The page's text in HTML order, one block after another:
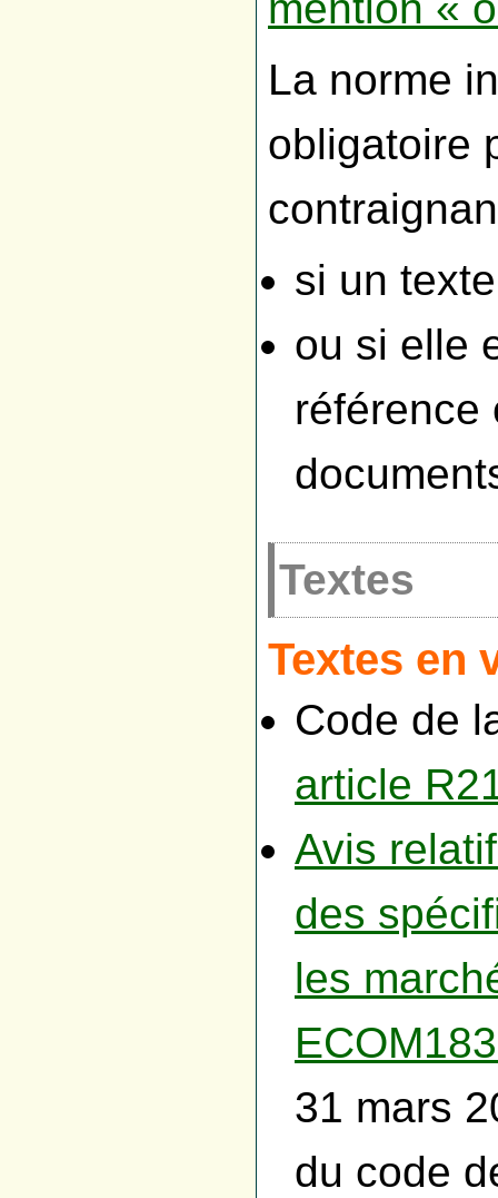
La norme
obligatoire
si un
ou si elle
référence
Textes
Textes en
Code de
article
Avis
des
les
31 mars
du code